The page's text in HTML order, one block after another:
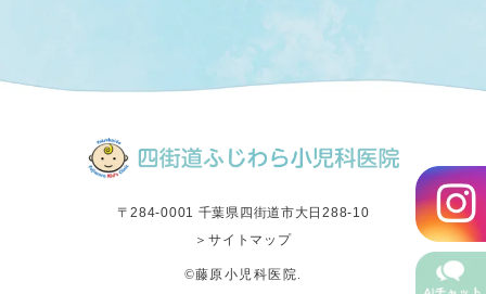
〒284-0001 千葉県四街道市大日288-10
＞サイトマップ
©藤原小児科医院.